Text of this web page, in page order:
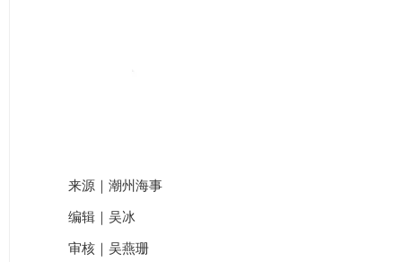
来源｜潮州海事
编辑｜吴冰
审核｜吴燕珊